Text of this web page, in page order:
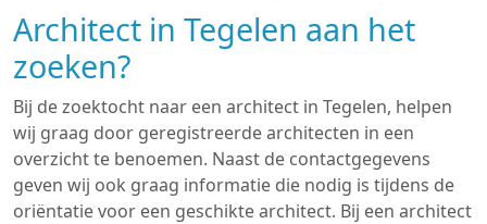
Architect in Tegelen aan het
zoeken?
Bij de zoektocht naar een architect in Tegelen, helpen
wij graag door geregistreerde architecten in een
overzicht te benoemen. Naast de contactgegevens
geven wij ook graag informatie die nodig is tijdens de
oriëntatie voor een geschikte architect. Bij een architect